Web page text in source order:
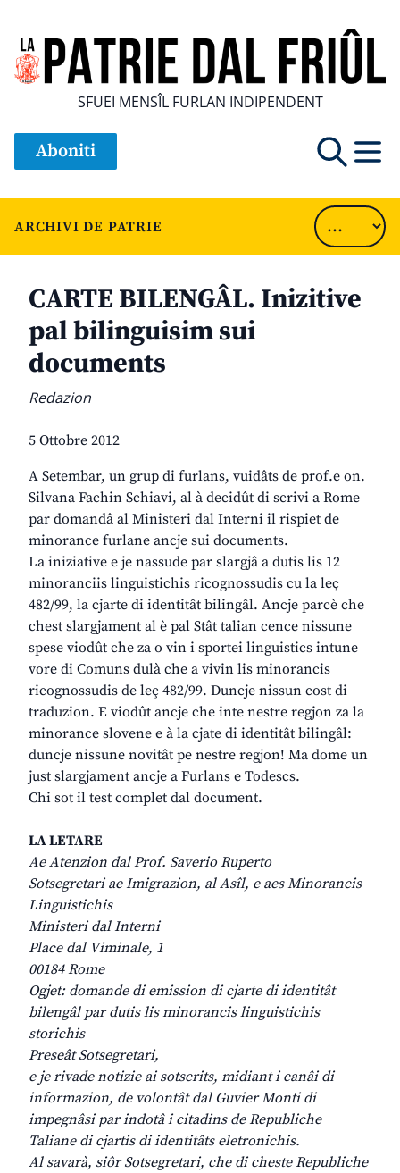
SFUEI MENSÎL FURLAN INDIPENDENT
Aboniti
ARCHIVI DE PATRIE
CARTE BILENGÂL. Inizitive
pal bilinguisim sui
documents
Redazion
5 Ottobre 2012
A Setembar, un grup di furlans, vuidâts de prof.e on.
Silvana Fachin Schiavi, al à decidût di scrivi a Rome
par domandâ al Ministeri dal Interni il rispiet de
minorance furlane ancje sui documents.
La iniziative e je nassude par slargjâ a dutis lis 12
minoranciis linguistichis ricognossudis cu la leç
482/99, la cjarte di identitât bilingâl. Ancje parcè che
chest slargjament al è pal Stât talian cence nissune
spese viodût che za o vin i sportei linguistics intune
vore di Comuns dulà che a vivin lis minorancis
ricognossudis de leç 482/99. Duncje nissun cost di
traduzion. E viodût ancje che inte nestre regjon za la
minorance slovene e à la cjate di identitât bilingâl:
duncje nissune novitât pe nestre regjon! Ma dome un
just slargjament ancje a Furlans e Todescs.
Chi sot il test complet dal document.
LA LETARE
Ae Atenzion dal Prof. Saverio Ruperto
Sotsegretari ae Imigrazion, al Asîl, e aes Minorancis
Linguistichis
Ministeri dal Interni
Place dal Viminale, 1
00184 Rome
Ogjet: domande di emission di cjarte di identitât
bilengâl par dutis lis minorancis linguistichis
storichis
Preseât Sotsegretari,
e je rivade notizie ai sotscrits, midiant i canâi di
informazion, de volontât dal Guvier Monti di
impegnâsi par indotâ i citadins de Republiche
Taliane di cjartis di identitâts eletronichis.
Al savarà, siôr Sotsegretari, che di cheste Republiche